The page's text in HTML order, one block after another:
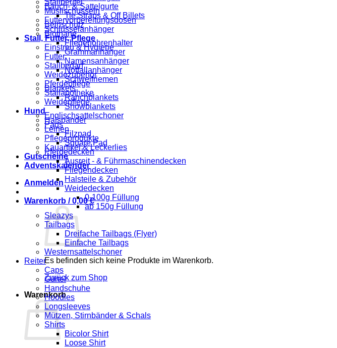
Stallbeutel
Müslischüsseln
Futtervorbereitungsdosen
Schlüsselanhänger
Stall, Futter, Pflege
Einstreu & Hygiene
Futter
Stallbedarf
Weidezubehör
Pferdepflege
Stallapotheke
Weidepflege
Hund
Halsbänder
Leinen
Pflegeprodukte
Kauartikel & Leckerlies
Gutscheine
Adventskalender
Anmelden
Warenkorb /0,00€
Es befinden sich keine Produkte im Warenkorb.
Zurück zum Shop
Warenkorb
Bauch- & Sattelgurte
Tie Straps & Off Billets
Beinschutz
Biothane
Fliegenohrenhalter
Grammanhänger
Namensanhänger
Notfallanhänger
Schweifriemen
Blankets
Ranchblankets
Showblankets
Englischsattelschoner
Pads
Filzpad
Square Pad
Pferdedecken
Ausreit - & Führmaschinendecken
Fliegendecken
Halsteile & Zubehör
Weidedecken
0-100g Füllung
ab 150g Füllung
Sleazys
Tailbags
Dreifache Tailbags (Flyer)
Einfache Tailbags
Westernsattelschoner
Reiter
Caps
Gürtel
Handschuhe
Hoodies
Longsleeves
Mützen, Stirnbänder & Schals
Shirts
Bicolor Shirt
Loose Shirt